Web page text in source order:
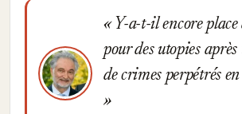
Y-a-t-il encore
pour des utopies
de crimes perpétrés